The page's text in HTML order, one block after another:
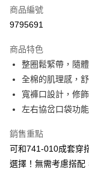
超商取貨付款
Apple Pay
街口支付
悠遊付
大哥付你分期
相關說明
1.本服務由台灣大哥大
AFTEE先享後付
商品編號
9795691
商品特色
整圈鬆緊帶，隨
全棉的肌理感，
寬褲口設計，修飾
左右協岔口袋功
銷售重點
可和741-010成套穿
選擇！無需考慮搭配